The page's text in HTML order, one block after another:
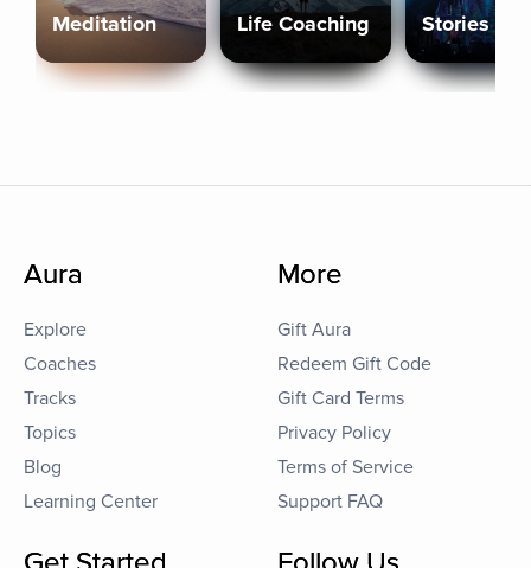
Meditation Life Coaching Stories
Aura
Explore
Coaches
Tracks
Topics
Blog
Learning Center
More
Gift Aura
Redeem Gift Code
Gift Card Terms
Privacy Policy
Terms of Service
Support FAQ